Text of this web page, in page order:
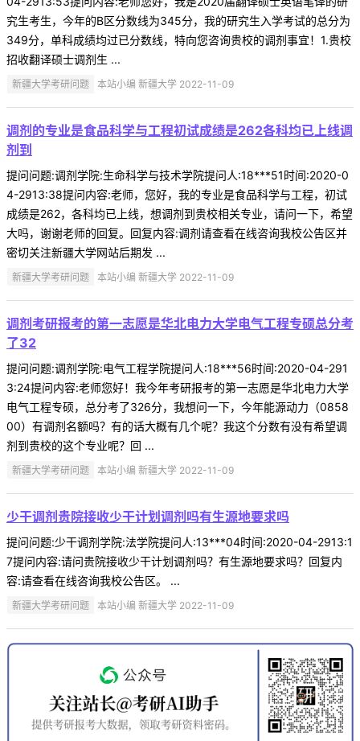
究生考生，今年的B区分数线为345分，我的研究生入学考试的总分为
349分，单科成绩均过已分数线，特向您咨询贵校的调剂事宜！1.贵校
招收翻译硕士调剂生 ...
新疆大学考研问题 本站小编 新疆大学 2022-11-09
调剂的专业是食品科学与工程初试成绩是262各科均已上线调
剂到
提问问题:调剂学院:生命科学与技术学院提问人:18***51时间:2020-0
4-2913:38提问内容:老师，您好，我的专业是食品科学与工程，初试
成绩是262，各科均已上线，想调剂到贵校相关专业，请问一下，希望
大吗，谢谢老师的回复。回复内容:调剂请查看在线咨询我校公告区并
密切关注新疆大学网站后期发 ...
新疆大学考研问题 本站小编 新疆大学 2022-11-09
调剂考研报考的第一志愿是华北电力大学电气工程专硕总分考
了32
提问问题:调剂学院:电气工程学院提问人:18***56时间:2020-04-291
3:24提问内容:老师您好！我今年考研报考的第一志愿是华北电力大学
电气工程专硕，总分考了326分，我想问一下，今年能源动力（0858
00）有调剂名额吗？有的话大概有几个呢？我这个分数有没有希望调
剂到贵校的这个专业呢？回 ...
新疆大学考研问题 本站小编 新疆大学 2022-11-09
少干调剂贵院接收少干计划调剂吗有生源地要求吗
提问问题:少干调剂学院:法学院提问人:13***04时间:2020-04-2913:1
7提问内容:请问贵院接收少干计划调剂吗？有生源地要求吗？回复内
容:请查看在线咨询我校公告区。 ...
新疆大学考研问题 本站小编 新疆大学 2022-11-09